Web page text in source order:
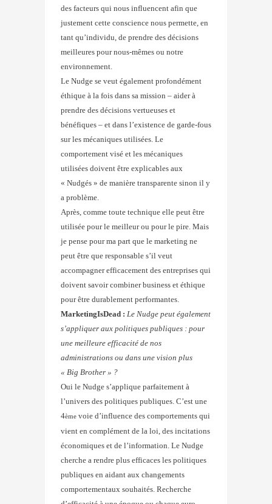
des facteurs qui nous influencent afin que
justement cette conscience nous permette, en
tant qu’individu, de prendre des décisions
meilleures pour nous-mêmes ou notre
environnement.
Le Nudge se veut également profondément
éthique à la fois dans sa mission – aider à
prendre des décisions vertueuses et
bénéfiques – et dans l’existence de garde-fous
sur les mécaniques utilisées. Le
comportement visé et les mécaniques
utilisées doivent être explicables aux
« Nudgés » de manière transparente sinon il y
a problème.
Après, comme toute technique elle peut être
utilisée pour le meilleur ou pour le pire. Mais
je pense pour ma part que le marketing ne
peut être que responsable s’il veut
accompagner efficacement des entreprises qui
doivent savoir combiner business et éthique
pour être durablement performantes.
MarketingIsDead : Le Nudge peut également
s’appliquer aux politiques publiques : pour
une meilleure efficacité de nos
administrations ou dans une vision plus
« Big Brother » ?
Oui le Nudge s’applique parfaitement à
l’univers des politiques publiques. C’est une
4ème voie d’influence des comportements qui
vient en complément de la loi, des incitations
économiques et de l’information. Le Nudge
cherche a rendre plus efficaces les politiques
publiques en aidant aux changements
comportementaux souhaités. Recherche